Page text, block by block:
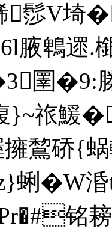
髿V埼
腋鵯遝 .
圛�9:
}~祣鰀
擁鵹硚{
蜊�W
铭耪